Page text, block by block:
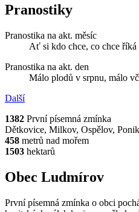
Pranostiky
Pranostika na akt. měsíc
Ať si kdo chce, co chce
Pranostika na akt. den
Málo plodů v srpnu, málo
Další
1382 První písemná zmínka
Dětkovice, Milkov, Ospělov,
458 metrů nad mořem
1503 hektarů
Obec Ludmírov
První písemná zmínka o obci